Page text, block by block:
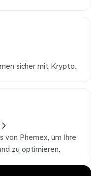
sicher mit Krypto.
von Phemex, um Ihre
zu optimieren.